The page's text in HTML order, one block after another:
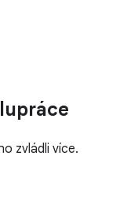
zvládli více.